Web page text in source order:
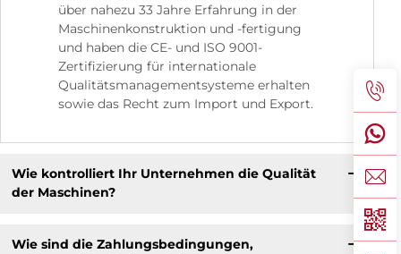
über nahezu 33 Jahre Erfahrung in der
Maschinenkonstruktion und -fertigung
und haben die CE- und ISO 9001-
Zertifizierung für internationale
Qualitätsmanagementsysteme erhalten
sowie das Recht zum Import und Export.
Wie kontrolliert Ihr Unternehmen die Qualität
der Maschinen?
Wie sind die Zahlungsbedingungen,